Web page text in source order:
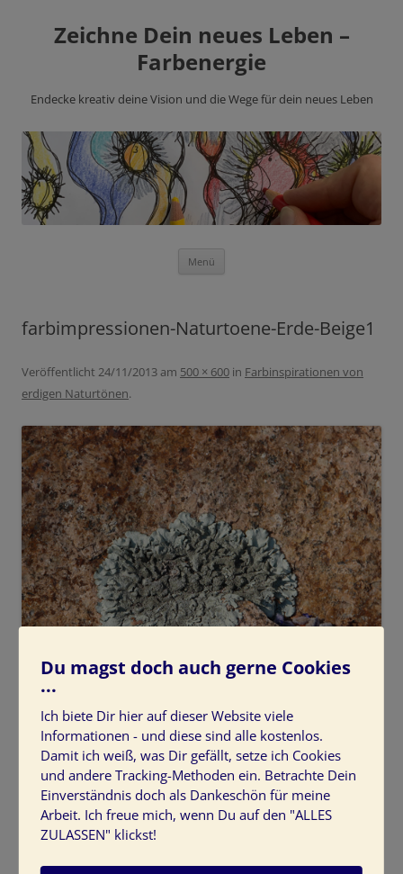
Zeichne Dein neues Leben –
Farbenergie
Endecke kreativ deine Vision und die Wege für dein neues Leben
Menü
farbimpressionen-Naturtoene-Erde-Beige1
Veröffentlicht 24/11/2013am 500 × 600 in Farbinspirationen von
erdigen Naturtönen.
Du magst doch auch gerne Cookies
...
Ich biete Dir hier auf dieser Website viele
Informationen - und diese sind alle kostenlos.
Damit ich weiß, was Dir gefällt, setze ich Cookies
und andere Tracking-Methoden ein. Betrachte Dein
Einverständnis doch als Dankeschön für meine
Arbeit. Ich freue mich, wenn Du auf den "ALLES
ZULASSEN" klickst!